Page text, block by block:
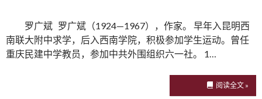
罗广斌 罗广斌（1924—1967），作家。 早年入昆明西
南联大附中求学，后入西南学院，积极参加学生运动。曾任
重庆民建中学教员，参加中共外围组织六一社。 1…
阅读全文 »